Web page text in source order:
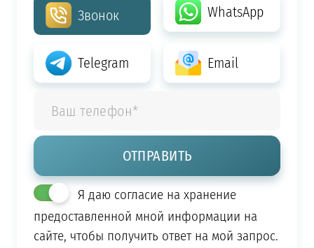
Звонок WhatsApp
Telegram Email
Я даю согласие на хранение
предоставленной мной информации на
сайте, чтобы получить ответ на мой запрос.